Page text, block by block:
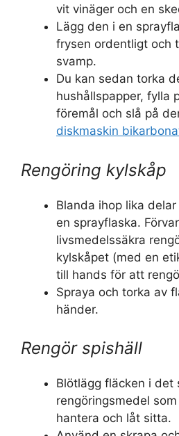
vit vinäger och en
Lägg den i en
frysen ordentligt och
svamp.
Du kan sedan torka
hushållspapper, fylla
föremål och slå på
diskmaskin
Rengöring kylskåp
Blanda ihop lika
en sprayflaska.
livsmedelssäkra
kylskåpet (med en
till hands för att
Spraya och torka av
händer.
Rengör spishäll
Blötlägg fläcken i det
rengöringsmedel
hantera och låt sitta.